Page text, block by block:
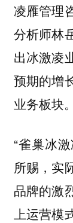
凌雁管理
分析师林
出冰激凌
预期的增
业务板块。
“雀巢冰
所赐，实
品牌的激
上运营模